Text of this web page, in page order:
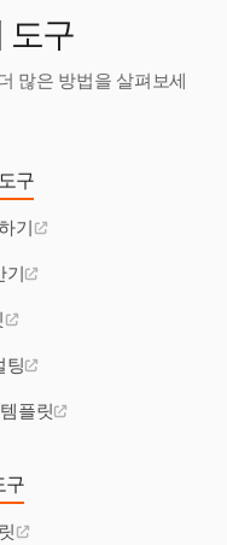
도구
많은 방법을 살펴보세
구
기
기
팅
플릿
구